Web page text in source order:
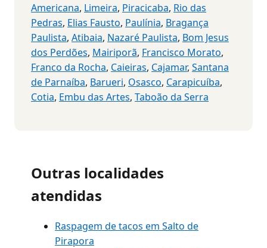
Americana, Limeira, Piracicaba, Rio das
Pedras, Elias Fausto, Paulínia, Bragança
Paulista, Atibaia, Nazaré Paulista, Bom Jesus
dos Perdões, Mairiporã, Francisco Morato,
Franco da Rocha, Caieiras, Cajamar, Santana
de Parnaíba, Barueri, Osasco, Carapicuíba,
Cotia, Embu das Artes, Taboão da Serra
Outras localidades
atendidas
Raspagem de tacos em Salto de
Pirapora